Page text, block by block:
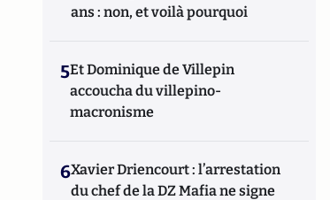
ans : non, et voilà pourquoi
5Et Dominique de Villepin
accoucha du villepino-
macronisme
6Xavier Driencourt : l’arrestation
du chef de la DZ Mafia ne signe